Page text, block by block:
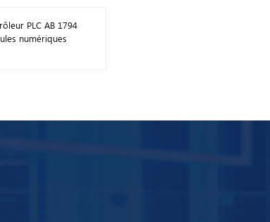
PLC AB 1794
numériques